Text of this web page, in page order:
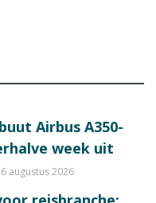
Airbus A350-
week uit
6 augustus 2026